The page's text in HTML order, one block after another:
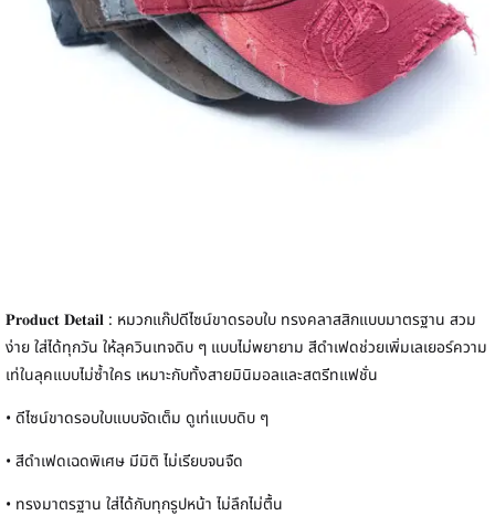
𝐏𝐫𝐨𝐝𝐮𝐜𝐭 𝐃𝐞𝐭𝐚𝐢𝐥 : หมวกแก๊ปดีไซน์ขาดรอบใบ ทรงคลาสสิกแบบมาตรฐาน สวม
ง่าย ใส่ได้ทุกวัน ให้ลุควินเทจดิบ ๆ แบบไม่พยายาม สีดำเฟดช่วยเพิ่มเลเยอร์ความ
เท่ในลุคแบบไม่ซ้ำใคร เหมาะกับทั้งสายมินิมอลและสตรีทแฟชั่น
• ดีไซน์ขาดรอบใบแบบจัดเต็ม ดูเท่แบบดิบ ๆ
• สีดำเฟดเฉดพิเศษ มีมิติ ไม่เรียบจนจืด
• ทรงมาตรฐาน ใส่ได้กับทุกรูปหน้า ไม่ลึกไม่ตื้น